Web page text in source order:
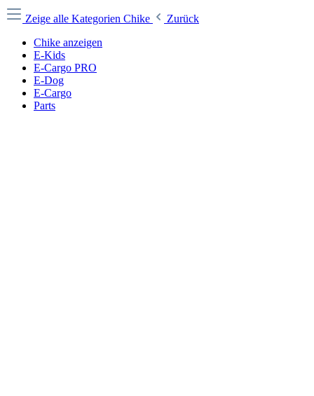
Zeige alle Kategorien Chike
Zurück
Chike anzeigen
E-Kids
E-Cargo PRO
E-Dog
E-Cargo
Parts